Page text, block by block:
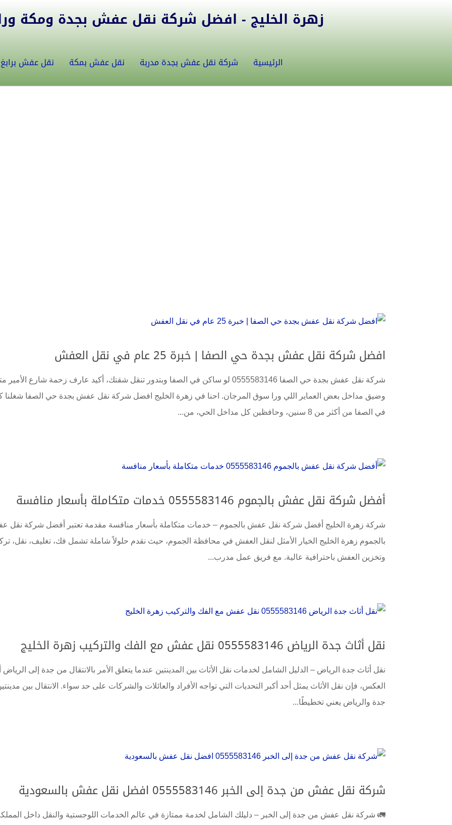
زهرة الخليج - افضل شركة نقل عفش بجدة ومكة ورابغ
الرئيسية شركة نقل عفش بجدة مدربة نقل عفش بمكة نقل عفش برابغ
افضل شركة نقل عفش بجدة حي الصفا | خبرة 25 عام في نقل العفش
شركة نقل عفش بجدة حي الصفا 0555583146 لو ساكن في الصفا وبتدور تنقل شقتك، أكيد عارف زحمة شارع
وضيق مداخل بعض العماير اللي ورا سوق المرجان. احنا في زهرة الخليج افضل شركة نقل عفش بجدة حي الصفا شغلنا
في الصفا من أكثر من 8 سنين، وحافظين كل مداخل الحي، من...
أفضل شركة نقل عفش بالجموم 0555583146 خدمات متكاملة بأسعار منافسة
شركة زهرة الخليج أفضل شركة نقل عفش بالجموم – خدمات متكاملة بأسعار منافسة مقدمة تعتبر أفضل شركة نقل
بالجموم زهرة الخليج الخيار الأمثل لنقل العفش في محافظة الجموم، حيث نقدم حلولاً شاملة تشمل فك، تغليف، نقل،
وتخزين العفش باحترافية عالية. مع فريق عمل مدرب...
نقل أثاث جدة الرياض 0555583146 نقل عفش مع الفك والتركيب زهرة الخليج
نقل أثاث جدة الرياض – الدليل الشامل لخدمات نقل الأثاث بين المدينتين عندما يتعلق الأمر بالانتقال من جدة إلى الرياض
العكس، فإن نقل الأثاث يمثل أحد أكبر التحديات التي تواجه الأفراد والعائلات والشركات على حد سواء. الانتقال بين
جدة والرياض يعني تخطيطًا...
شركة نقل عفش من جدة إلى الخبر 0555583146 افضل نقل عفش بالسعودية
🚛 شركة نقل عفش من جدة إلى الخبر – دليلك الشامل لخدمة ممتازة في عالم الخدمات اللوجستية والنقل داخل